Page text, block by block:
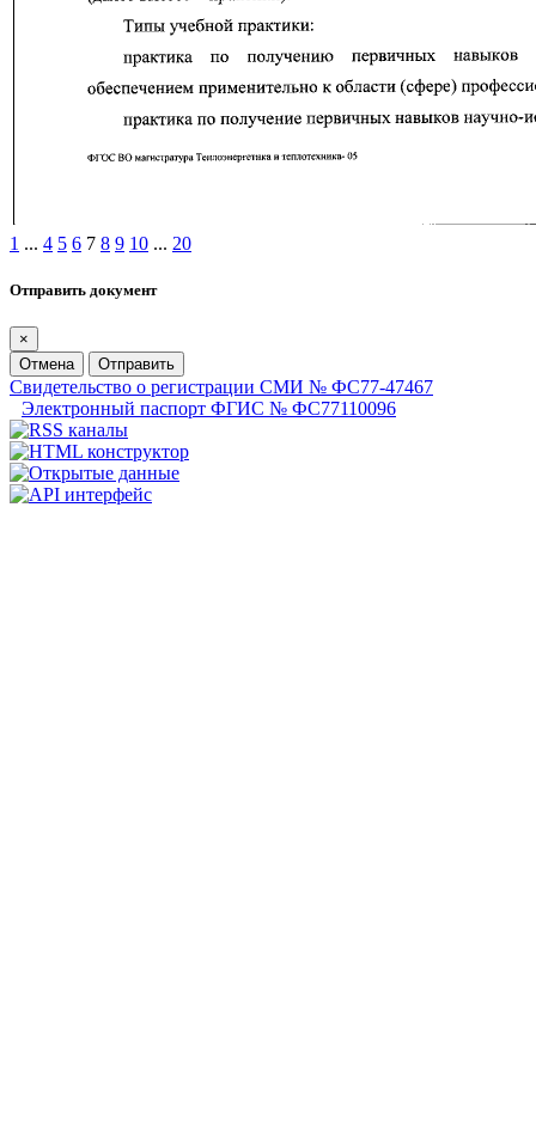
1 ... 4 5 6 7 8 9 10 ... 20
Отправить документ
×
Отмена
Отправить
Свидетельство о регистрации СМИ № ФС77-47467
Электронный паспорт ФГИС № ФС77110096